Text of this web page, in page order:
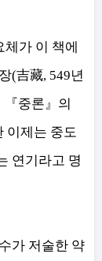
가 이 책에
(吉藏, 549년
『중론 』 의
이제는 중도
연기라고 명
가 저술한 약